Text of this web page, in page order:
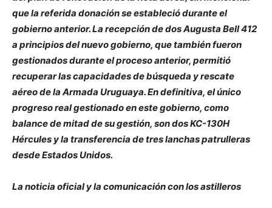
que la referida donación se estableció durante el
gobierno anterior. La recepción de dos Augusta Bell 412
a principios del nuevo gobierno, que también fueron
gestionados durante el proceso anterior, permitió
recuperar las capacidades de búsqueda y rescate
aéreo de la Armada Uruguaya. En definitiva, el único
progreso real gestionado en este gobierno, como
balance de mitad de su gestión, son dos KC-130H
Hércules y la transferencia de tres lanchas patrulleras
desde Estados Unidos.
La noticia oficial y la comunicación con los astilleros